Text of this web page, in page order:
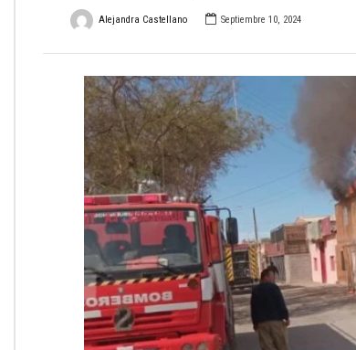
Alejandra Castellano Septiembre 10, 2024